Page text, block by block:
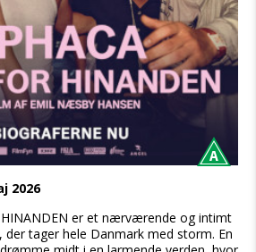
2026
HINANDEN er et nærværende og intimt
tager hele Danmark med storm. En